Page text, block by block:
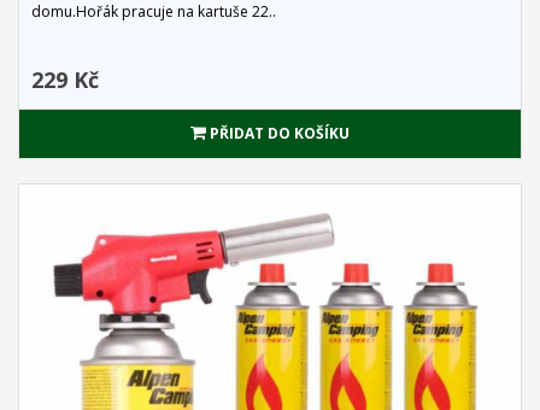
domu.Hořák pracuje na kartuše 22..
229 Kč
PŘIDAT DO KOŠÍKU